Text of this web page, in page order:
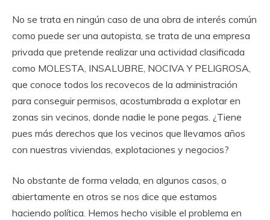
No se trata en ningún caso de una obra de interés común
como puede ser una autopista, se trata de una empresa
privada que pretende realizar una actividad clasificada
como MOLESTA, INSALUBRE, NOCIVA Y PELIGROSA,
que conoce todos los recovecos de la administración
para conseguir permisos, acostumbrada a explotar en
zonas sin vecinos, donde nadie le pone pegas. ¿Tiene
pues más derechos que los vecinos que llevamos años
con nuestras viviendas, explotaciones y negocios?
No obstante de forma velada, en algunos casos, o
abiertamente en otros se nos dice que estamos
haciendo política. Hemos hecho visible el problema en